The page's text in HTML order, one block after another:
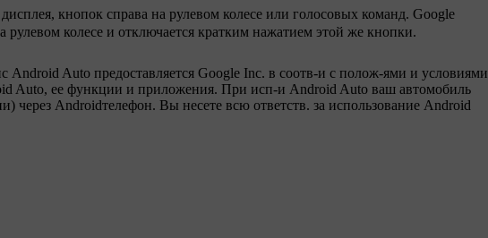
кнопок справа на рулевом колесе или голосовых команд. Google
рулевом колесе и отключается кратким нажатием этой же кнопки.
Auto предоставляется Google Inc. в соотв-и с полож-ями и условиями
Auto, ее функции и приложения. При исп-и Android Auto ваш автомобиль
Androidтелефон. Вы несете всю ответств. за использование Android